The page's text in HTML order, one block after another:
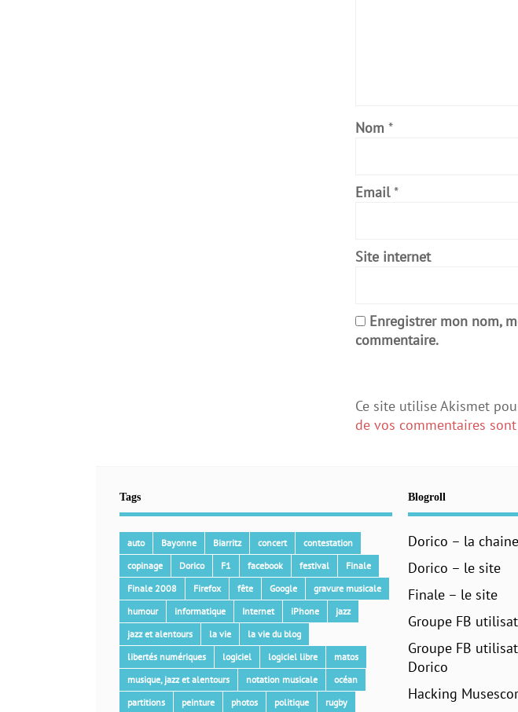
Nom *
Email *
Site internet
Enregistrer mon nom,
commentaire.
Ce site utilise Akismet
de vos commentaires
Tags
auto Bayonne Biarritz concert
contestation
copinage
Dorico F1 facebook festival
Finale
Finale 2008
Firefox fête Google
gravure musicale
humour
informatique Internet iPhone
jazz
jazz et alentours
la vie
la vie du blog
libertés numériques
logiciel logiciel libre
matos
musique, jazz et alentours
notation musicale
océan
partitions
peinture photos politique rugby
Blogroll
Dorico – la
Dorico – le site
Finale – le site
Groupe FB
Groupe FB
Dorico
Hacking